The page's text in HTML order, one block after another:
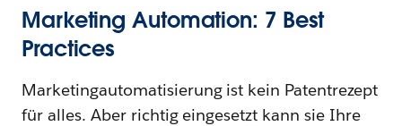
Marketing Automation: 7 Best
Practices
Marketingautomatisierung ist kein Patentrezept
für alles. Aber richtig eingesetzt kann sie Ihre